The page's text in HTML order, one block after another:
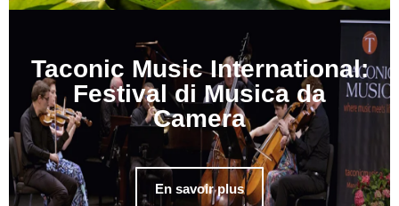
Taconic Music International:
Festival di Musica da
Camera
En savoir plus